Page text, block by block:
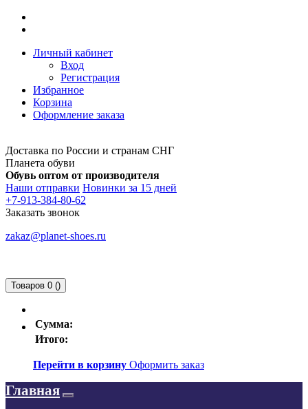
Личный кабинет
Вход
Регистрация
Избранное
Корзина
Оформление заказа
Доставка по России и странам СНГ
Планета обуви
Обувь оптом от производителя
Наши отправки Новинки за 15 дней
+7-913-384-80-62
Заказать звонок
zakaz@planet-shoes.ru
Товаров 0 ()
Сумма:
Итого:
Перейти в корзину Оформить заказ
Главная